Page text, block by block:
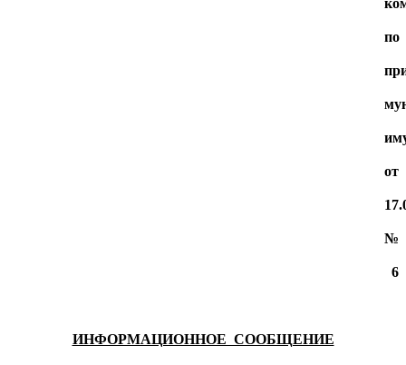
по
от
№
6
ИНФОРМАЦИОННОЕ СООБЩЕНИЕ